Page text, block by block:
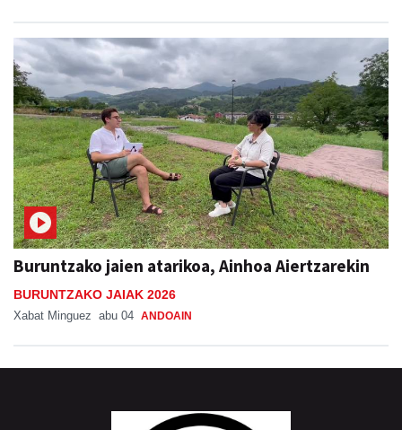
Buruntzako jaien atarikoa, Ainhoa Aiertzarekin
BURUNTZAKO JAIAK 2026
Xabat Minguez abu 04 ANDOAIN